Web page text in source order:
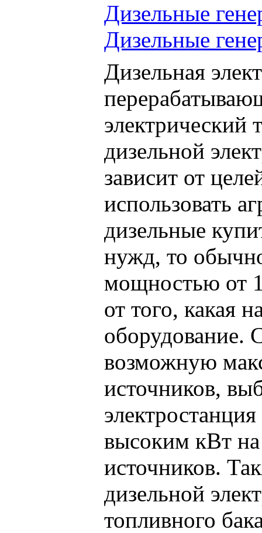
Дизельные
Дизельные
Дизельная
электрический
дизельной
зависит от
использовать
дизельные
нужд, то
мощностью от
от того, какая
оборудование.
возможную
источников,
высоким кВт
источников.
дизельной
топливного